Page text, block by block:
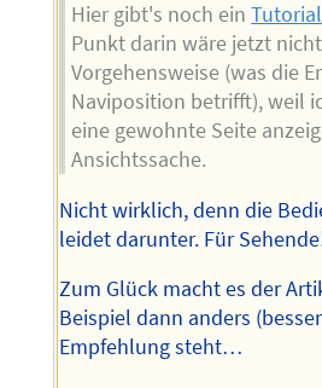
Hier gibt's noch ein
Punkt darin wäre jetzt
Vorgehensweise (was die
Naviposition betrifft), weil
eine gewohnte Seite
Ansichtssache.
Nicht wirklich, denn die
leidet darunter. Für
Zum Glück macht es der
Beispiel dann anders
Empfehlung steht…